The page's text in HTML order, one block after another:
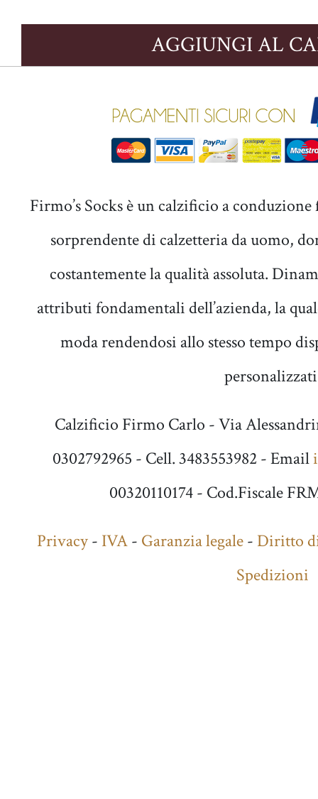
AGGIUNGI AL
Firmo’s Socks è un calzificio a
sorprendente di calzetteria da uomo,
costantemente la qualità assoluta.
attributi fondamentali dell’azienda, la
moda rendendosi allo stesso tempo
Calzificio Firmo Carlo - Via
0302792965 - Cell. 3483553982 - Email
00320110174 - Cod.Fiscale
Privacy- IVA- Garanzia legale- Diritto
Spedizioni